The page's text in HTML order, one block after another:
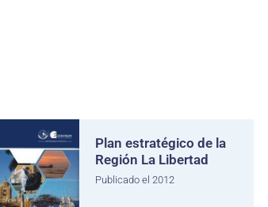
Plan estratégico de la
Región La Libertad
Publicado el 2012